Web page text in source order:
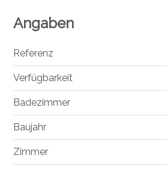
Angaben
Referenz
Verfügbarkeit
Badezimmer
Baujahr
Zimmer